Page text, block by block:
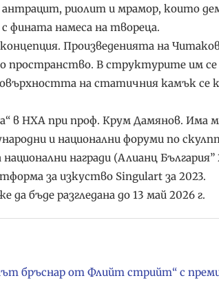
антрацит, риолит и мрамор, които
фината намеса на твореца.
Произведенията на
В структурите им се
на статичния камък се
в НХА при проф. Крум Дамянов. Има
и национални форуми по
награди (Алианц България”
за изкуство Singulart за 2023.
бъде разгледана до 13 май 2026 г.
бръснар от Флийт стрийт“ с